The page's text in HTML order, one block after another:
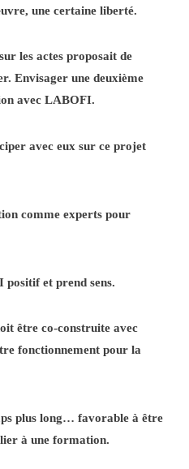
une certaine liberté.
les actes proposait de
Envisager une deuxième
avec LABOFI.
avec eux sur ce projet
comme experts pour
et prend sens.
être co-construite avec
fonctionnement pour la
plus long… favorable à être
à une formation.